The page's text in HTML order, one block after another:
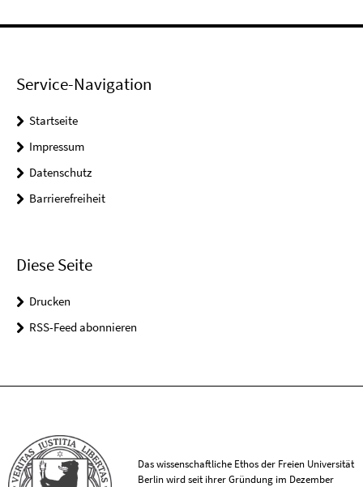
Service-Navigation
Startseite
Impressum
Datenschutz
Barrierefreiheit
Diese Seite
Drucken
RSS-Feed abonnieren
Das wissenschaftliche Ethos der Freien Universität
Berlin wird seit ihrer Gründung im Dezember